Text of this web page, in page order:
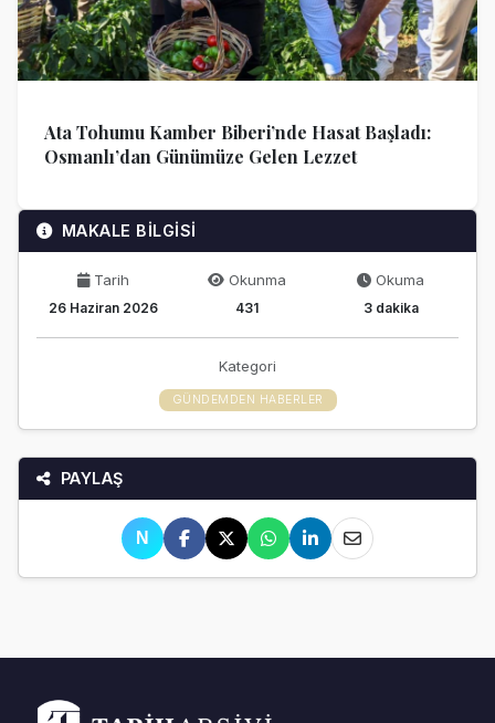
Ata Tohumu Kamber Biberi’nde Hasat Başladı:
Osmanlı’dan Günümüze Gelen Lezzet
MAKALE BİLGİSİ
Tarih
26 Haziran 2026
Okunma
431
Okuma
3 dakika
Kategori
GÜNDEMDEN HABERLER
PAYLAŞ
N